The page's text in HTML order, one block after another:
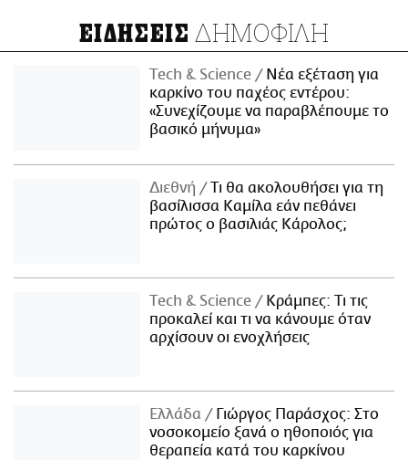
ΕΙΔΗΣΕΙΣ ΔΗΜΟΦΙΛΗ
Τech & Science
Νέα εξέταση για
καρκίνο του παχέος εντέρου:
«Συνεχίζουμε να παραβλέπουμε το
βασικό μήνυμα»
Διεθνή
Τι θα ακολουθήσει για τη
βασίλισσα Καμίλα εάν πεθάνει
πρώτος ο βασιλιάς Κάρολος;
Τech & Science
Κράμπες: Τι τις
προκαλεί και τι να κάνουμε όταν
αρχίσουν οι ενοχλήσεις
Ελλάδα
Γιώργος Παράσχος: Στο
νοσοκομείο ξανά ο ηθοποιός για
θεραπεία κατά του καρκίνου